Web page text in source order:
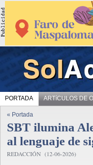
PORTADA ARTíCULOS DE
« Portada
SBT ilumina
al lenguaje de
REDACCIÓN (12-06-2026)